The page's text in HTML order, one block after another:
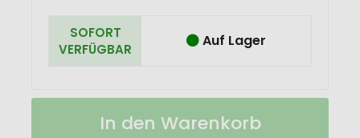
SOFORT
VERFÜGBAR
Auf Lager
Steck-
Auf
In den Warenkorb